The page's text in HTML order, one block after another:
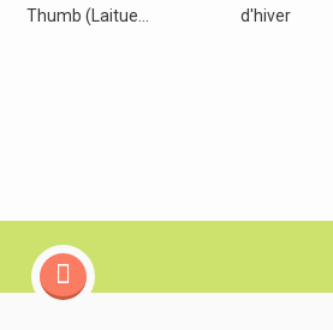
Thumb (Laitue...
d'hiver